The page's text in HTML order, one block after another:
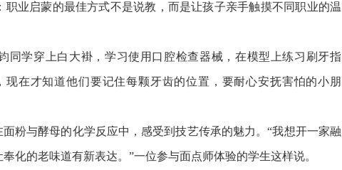
业启蒙的最佳方式不是说教，而是让孩子亲手触摸不同职业的温
学穿上白大褂，学习使用口腔检查器械，在模型上练习刷牙指
现在才知道他们要记住每颗牙齿的位置，要耐心安抚害怕的小朋
与酵母的化学反应中，感受到技艺传承的魅力。“我想开一家融
化的老味道有新表达。”一位参与面点师体验的学生这样说。